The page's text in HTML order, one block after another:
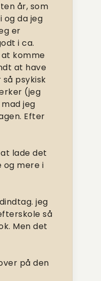
år, som
og da jeg
er
i ca.
komme
at have
psykisk
(jeg
jeg
Efter
lade det
mere i
jeg
så
Men det
på den